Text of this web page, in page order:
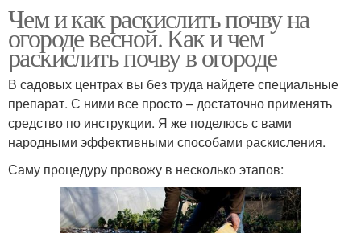
Чем и как раскислить почву на
огороде весной. Как и чем
раскислить почву в огороде
В садовых центрах вы без труда найдете специальные
препарат. С ними все просто – достаточно применять
средство по инструкции. Я же поделюсь с вами
народными эффективными способами раскисления.
Саму процедуру провожу в несколько этапов: